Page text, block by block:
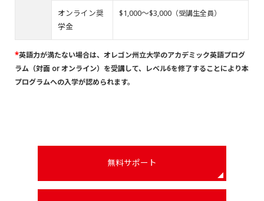
オンライン奨
学金
$1,000～$3,000 （受講生全員）
*英語力が満たない場合は、オレゴン州立大学のアカデミック英語プログ
ラム（対面 or オンライン）を受講して、レベル6を修了することにより本
プログラムへの入学が認められます。
無料サポート